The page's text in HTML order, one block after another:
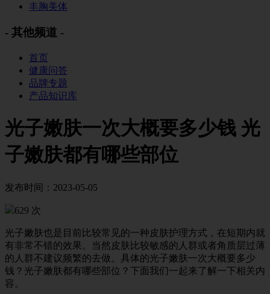
丰胸美体
- 其他频道 -
首页
健康问答
品牌专题
产品知识库
光子嫩肤一次大概要多少钱 光
子嫩肤都有哪些部位
发布时间：2023-05-05
629 次
光子嫩肤也是目前比较常见的一种皮肤护理方式，在短期内就
有非常不错的效果。当然皮肤比较敏感的人群或者角质层过薄
的人群不建议频繁的去做。具体的光子嫩肤一次大概要多少
钱？光子嫩肤都有哪些部位？下面我们一起来了解一下相关内
容。